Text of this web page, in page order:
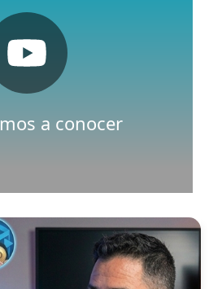
a conocer
de Youtube
Pulsa aquí